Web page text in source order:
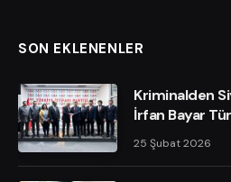
SON EKLENENLER
Kriminalden
İrfan Bayar
25 Şubat 2026